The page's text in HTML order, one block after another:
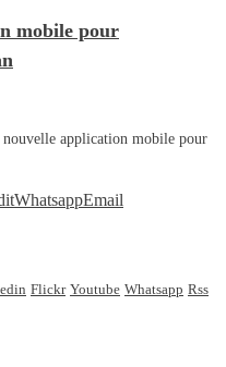
mobile pour
application mobile pour
WhatsappEmail
Flickr Youtube Whatsapp Rss